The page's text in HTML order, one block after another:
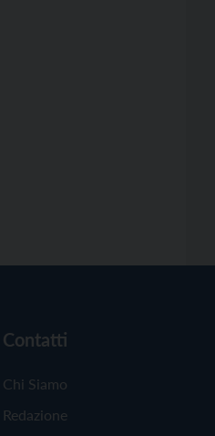
Contatti
Chi Siamo
Redazione